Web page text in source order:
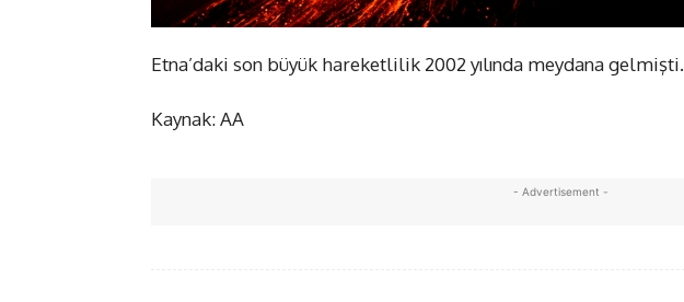
Etna’daki son büyük hareketlilik 2002 yılında meydana gelmişti.
Kaynak: AA
- Advertisement -